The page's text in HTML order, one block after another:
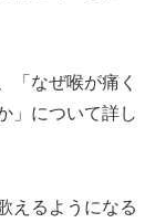
「なぜ喉が痛く
」について詳し
えるようになる